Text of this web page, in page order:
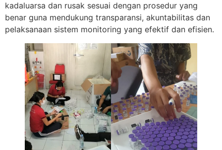
kadaluarsa dan rusak sesuai dengan prosedur yang
benar guna mendukung transparansi, akuntabilitas dan
pelaksanaan sistem monitoring yang efektif dan efisien.